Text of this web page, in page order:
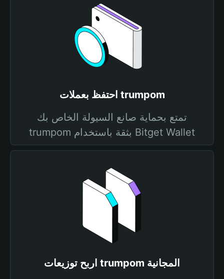
احتفظ بعملات trumpom
تمتع بحماية صانع السيولة الخاص بك
trumpom بثقة باستخدام Bitget Wallet
اربح توزيعات trumpom المجانية